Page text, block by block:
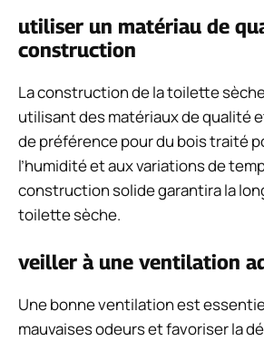
utiliser un matériau de
construction
La construction de la toilette
utilisant des matériaux de qualité
de préférence pour du bois traité
l’humidité et aux variations de
construction solide garantira la
toilette sèche.
veiller à une ventilation
Une bonne ventilation est
mauvaises odeurs et favoriser la